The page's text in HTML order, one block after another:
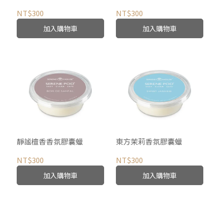
NT$300
加入購物車
NT$300
加入購物車
靜謐檀香香氛膠囊蠟
NT$300
加入購物車
東方茉莉香氛膠囊蠟
NT$300
加入購物車